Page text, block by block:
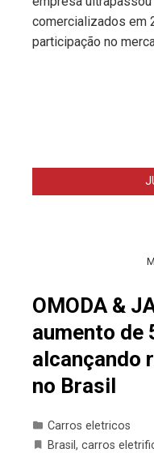
comercializados em
participação no
OMODA &
aumento de
alcançando
no Brasil
Carros eletricos
Brasil , carros